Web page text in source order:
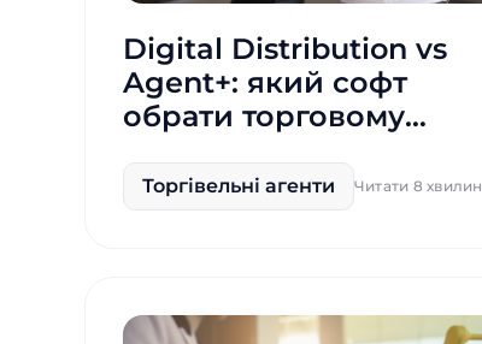
Digital Distribution vs
Agent+: який софт
обрати торговому
Торгівельні агенти Читати 8 хвилин